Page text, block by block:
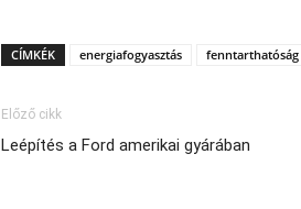
CÍMKÉK energiafogyasztás fenntarthatóság
Előző cikk
Leépítés a Ford amerikai gyárában